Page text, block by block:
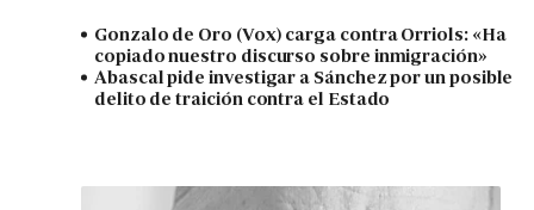
Gonzalo de Oro (Vox) carga contra Orriols: «Ha
copiado nuestro discurso sobre inmigración»
Abascal pide investigar a Sánchez por un posible
delito de traición contra el Estado